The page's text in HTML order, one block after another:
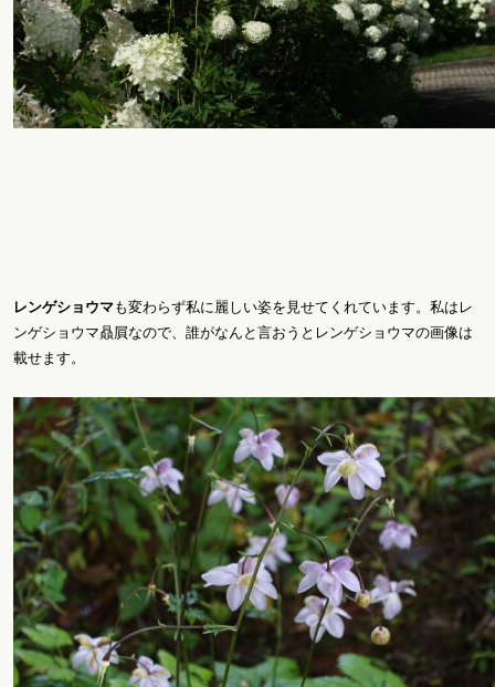
レンゲショウマも変わらず私に麗しい姿を見せてくれています。私はレ
ンゲショウマ贔屓なので、誰がなんと言おうとレンゲショウマの画像は
載せます。